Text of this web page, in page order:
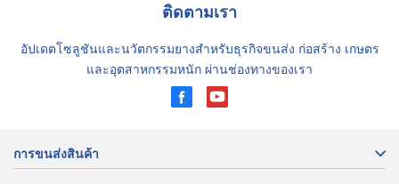
ติดตามเรา
อัปเดตโซลูชันและนวัตกรรมยางสำหรับธุรกิจขนส่ง ก่อสร้าง เกษตร
และอุตสาหกรรมหนัก ผ่านช่องทางของเรา
การขนส่งสินค้า